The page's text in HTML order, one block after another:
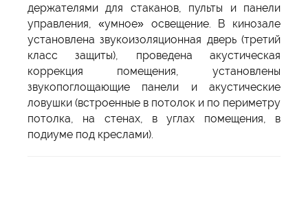
держателями для стаканов, пульты и панели
управления, «умное» освещение. В кинозале
установлена звукоизоляционная дверь (третий
класс защиты), проведена акустическая
коррекция помещения, установлены
звукопоглощающие панели и акустические
ловушки (встроенные в потолок и по периметру
потолка, на стенах, в углах помещения, в
подиуме под креслами).